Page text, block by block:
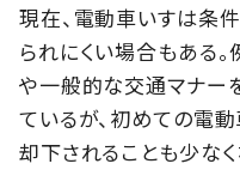
現在、電動車いすは条
られにくい場合もある
や一般的な交通マナー
ているが、初めての電
却下されることも少なく